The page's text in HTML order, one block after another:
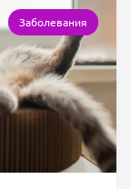
Заболевания